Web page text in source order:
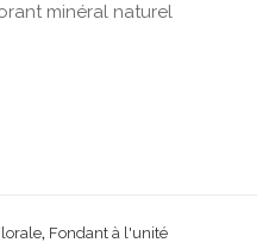
minéral naturel
, Fondant à l'unité